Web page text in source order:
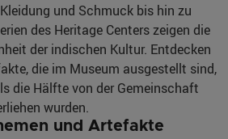
und Schmuck bis hin zu
des Heritage Centers zeigen die
der indischen Kultur. Entdecken
die im Museum ausgestellt sind,
die Hälfte von der Gemeinschaft
wurden.
und Artefakte